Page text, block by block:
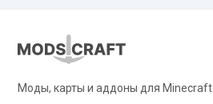
Моды, карты и аддоны для Minecraft